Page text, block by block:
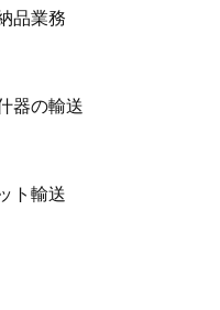
品業務
器の輸送
ト輸送